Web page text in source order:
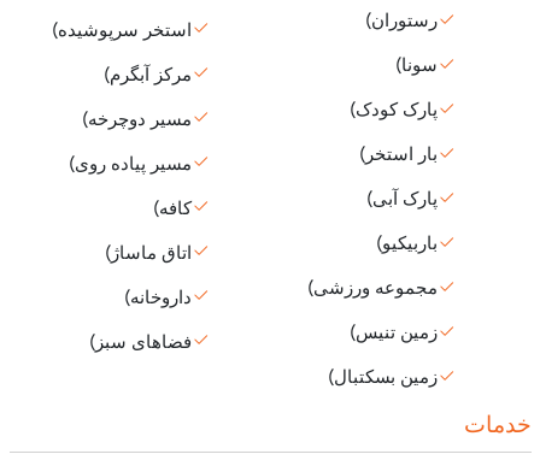
رستوران)
سونا)
پارک کودک)
بار استخر)
پارک آبی)
باربیکیو)
مجموعه ورزشی)
زمین تنیس)
زمین بسکتبال)
استخر سرپوشیده)
مرکز آبگرم)
مسیر دوچرخه)
مسیر پیاده روی)
کافه)
اتاق ماساژ)
داروخانه)
فضاهای سبز)
خدمات